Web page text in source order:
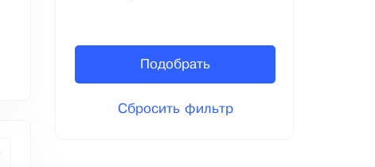
Подобрать
Сбросить фильтр